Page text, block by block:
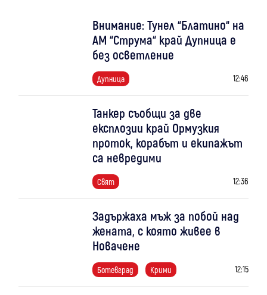
Внимание: Тунел “Блатино“ на
АМ “Струма“ край Дупница е
без осветление
Дупница 12:46
Танкер съобщи за две
експлозии край Ормузкия
проток, корабът и екипажът
са невредими
Свят 12:36
Задържаха мъж за побой над
жената, с която живее в
Новачене
Ботевград Крими 12:15